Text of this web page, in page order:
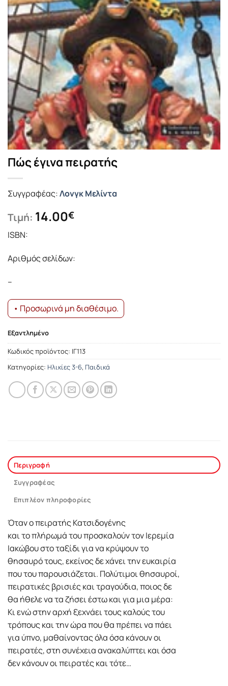
Πώς έγινα πειρατής
Συγγραφέας:Λονγκ Μελίντα
Τιμή: 14.00€
ISBN:
Αριθμός σελίδων:
–
• Προσωρινά μη διαθέσιμο.
Εξαντλημένο
Κωδικός προϊόντος: ΙΓ113
Κατηγορίες: Ηλικίες 3-6, Παιδικά
Περιγραφή
Συγγραφέας
Επιπλέον πληροφορίες
Όταν ο πειρατής Κατσιδογένης
και το πλήρωμά του προσκαλούν τον Ιερεμία
Ιακώβου στο ταξίδι για να κρύψουν το
θησαυρό τους, εκείνος δε χάνει την ευκαιρία
που του παρουσιάζεται. Πολύτιμοι θησαυροί,
πειρατικές βρισιές και τραγούδια, ποιος δε
θα ήθελε να τα ζήσει έστω και για μια μέρα:
Κι ενώ στην αρχή ξεχνάει τους καλούς του
τρόπους και την ώρα που θα πρέπει να πάει
για ύπνο, μαθαίνοντας όλα όσα κάνουν οι
πειρατές, στη συνέχεια ανακαλύπτει και όσα
δεν κάνουν οι πειρατές και τότε…